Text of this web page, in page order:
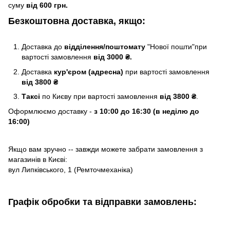
суму від 600 грн.
Безкоштовна доставка, якщо:
Доставка до відділення/поштомату "Нової пошти"при
вартості замовлення від 3000 ₴.
Доставка кур'єром (адресна) при вартості замовлення
від 3800 ₴
Таксі по Києву при вартості замовлення від 3800 ₴.
Оформлюємо доставку - з 10:00 до 16:30 (в неділю до
16:00)
Якщо вам зручно -- завжди можете забрати замовлення з
магазинів в Києві:
вул Липківського, 1 (Ремточмеханіка)
Графік обробки та відправки замовлень: